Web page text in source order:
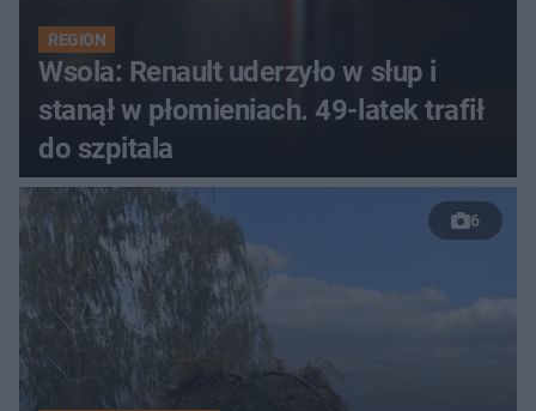
REGION
Wsola: Renault uderzyło w słup i
stanął w płomieniach. 49-latek trafił
do szpitala
6